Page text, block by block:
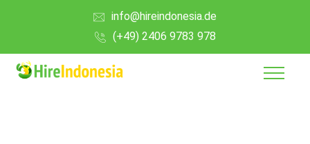
info@hireindonesia.de
(+49) 2406 9783 978